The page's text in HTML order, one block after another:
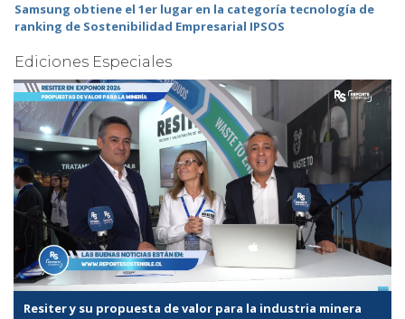
Samsung obtiene el 1er lugar en la categoría tecnología de
ranking de Sostenibilidad Empresarial IPSOS
Ediciones Especiales
Resiter y su propuesta de valor para la industria minera